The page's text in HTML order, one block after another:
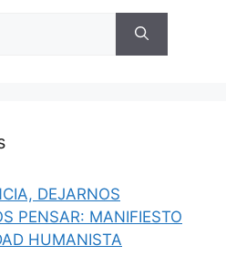
DEJARNOS
PENSAR: MANIFIESTO
HUMANISTA